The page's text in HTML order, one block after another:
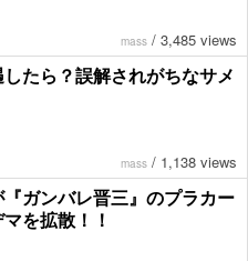
mass / 3,485 views
たら？誤解されがちなサメ
mass / 1,138 views
ガンバレ晋三』のプラカー
を拡散！！